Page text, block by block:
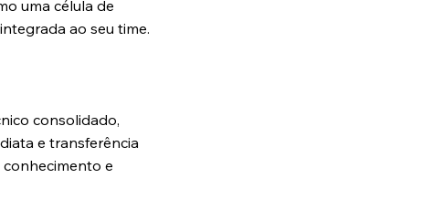
uma célula de
ao seu time.
consolidado,
e transferência
e